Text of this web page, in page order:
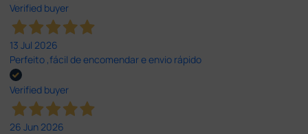
Verified buyer
13 Jul 2026
Perfeito ,fácil de encomendar e envio rápido
Verified buyer
26 Jun 2026